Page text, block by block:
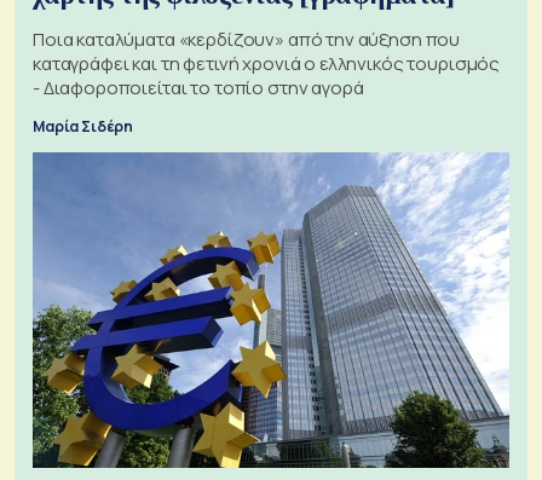
Ποια καταλύματα «κερδίζουν» από την αύξηση που
καταγράφει και τη φετινή χρονιά ο ελληνικός τουρισμός
- Διαφοροποιείται το τοπίο στην αγορά
Μαρία Σιδέρη